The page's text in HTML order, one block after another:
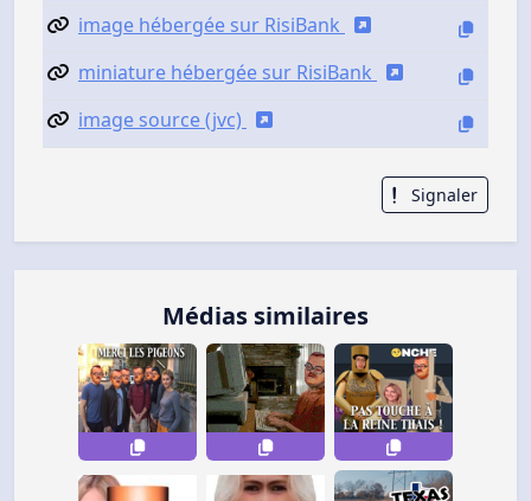
image hébergée sur RisiBank
miniature hébergée sur RisiBank
image source (jvc)
Signaler
Médias similaires